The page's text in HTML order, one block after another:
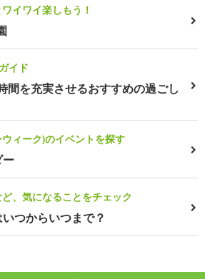
イワイ楽しもう！
イド
間を充実させるおすすめの過ごし
ィーク)のイベントを探す
ー
、気になることをチェック
つからいつまで？